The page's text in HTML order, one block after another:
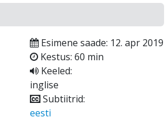
Esimene saade: 12. apr 2019
Kestus: 60 min
Keeled:
inglise
Subtiitrid:
eesti